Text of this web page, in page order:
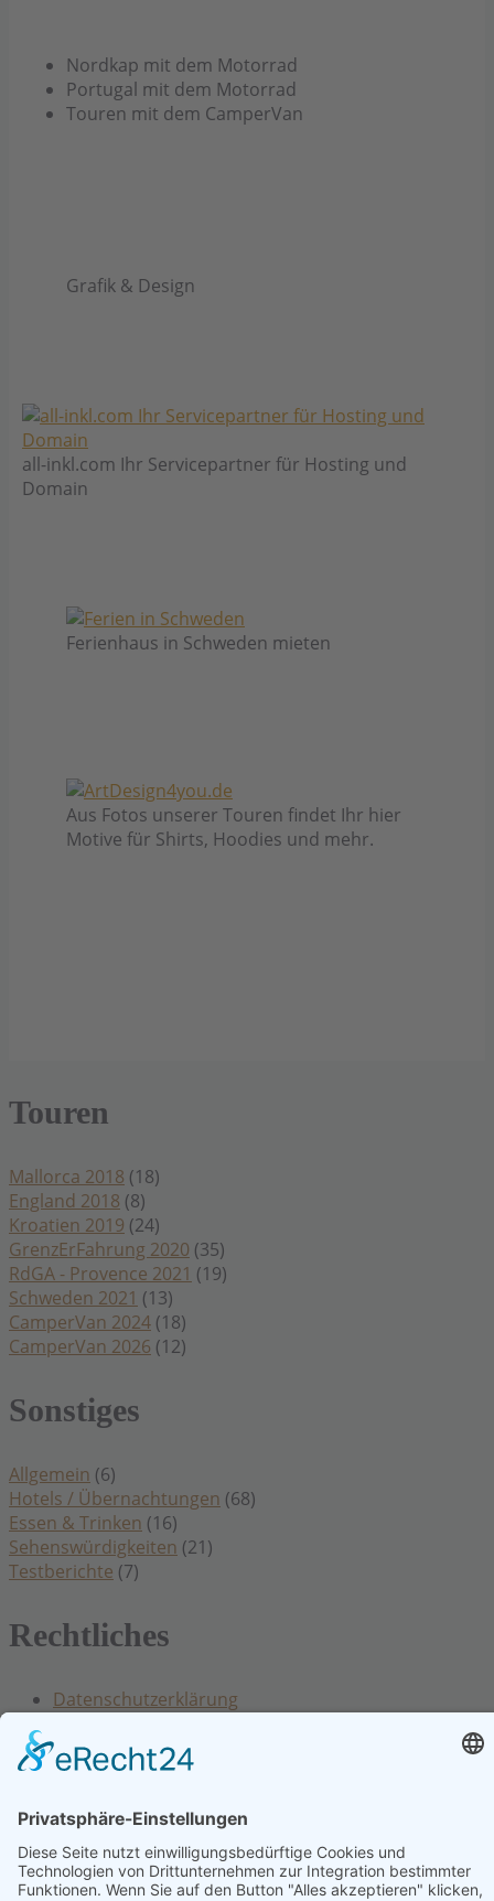
Nordkap mit dem Motorrad
Portugal mit dem Motorrad
Touren mit dem CamperVan
Grafik & Design
all-inkl.com Ihr Servicepartner für Hosting und
Domain
Ferienhaus in Schweden mieten
Aus Fotos unserer Touren findet Ihr hier
Motive für Shirts, Hoodies und mehr.
Touren
Mallorca 2018 (18)
England 2018 (8)
Kroatien 2019 (24)
GrenzErFahrung 2020 (35)
RdGA - Provence 2021 (19)
Schweden 2021 (13)
CamperVan 2024 (18)
CamperVan 2026 (12)
Sonstiges
Allgemein (6)
Hotels / Übernachtungen (68)
Essen & Trinken (16)
Sehenswürdigkeiten (21)
Testberichte (7)
Rechtliches
Datenschutzerklärung
Kontakt
Cookie Einstellungen
Hinweis: Affiliatelinks/Werbelinks/Werbung